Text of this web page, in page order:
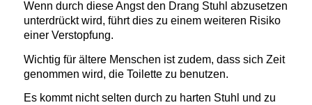
Wenn durch diese Angst den Drang Stuhl abzusetzen
unterdrückt wird, führt dies zu einem weiteren Risiko
einer Verstopfung.
Wichtig für ältere Menschen ist zudem, dass sich Zeit
genommen wird, die Toilette zu benutzen.
Es kommt nicht selten durch zu harten Stuhl und zu